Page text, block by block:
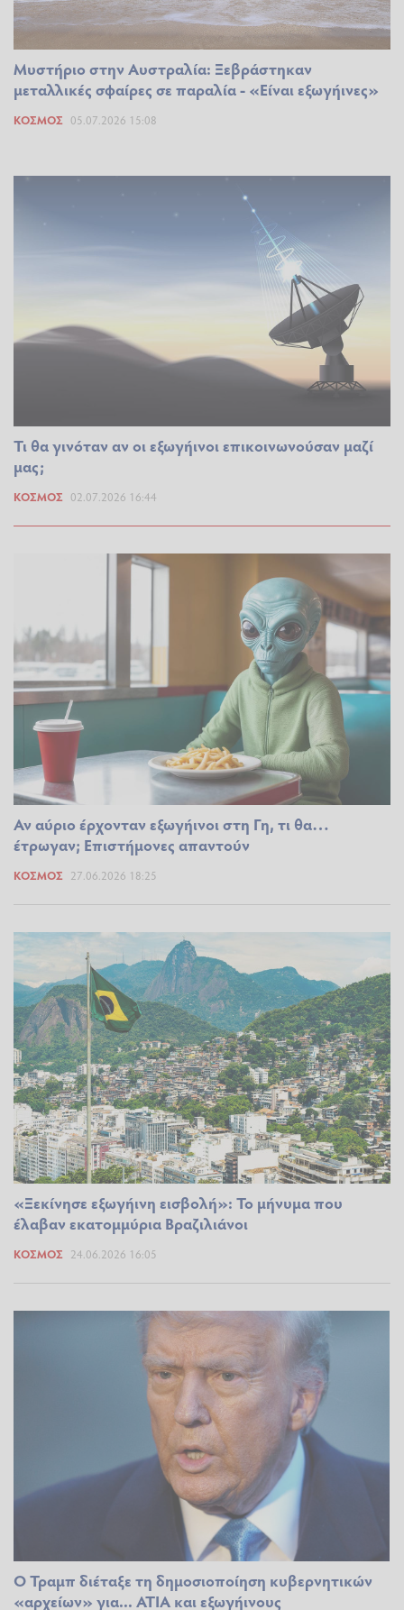
Μυστήριο στην Αυστραλία: Ξεβράστηκαν
μεταλλικές σφαίρες σε παραλία - «Είναι εξωγήινες»
ΚΌΣΜΟΣ 05.07.2026 15:08
Τι θα γινόταν αν οι εξωγήινοι επικοινωνούσαν μαζί
μας;
ΚΌΣΜΟΣ 02.07.2026 16:44
Αν αύριο έρχονταν εξωγήινοι στη Γη, τι θα…
έτρωγαν; Επιστήμονες απαντούν
ΚΌΣΜΟΣ 27.06.2026 18:25
«Ξεκίνησε εξωγήινη εισβολή»: Το μήνυμα που
έλαβαν εκατομμύρια Βραζιλιάνοι
ΚΌΣΜΟΣ 24.06.2026 16:05
Ο Τραμπ διέταξε τη δημοσιοποίηση κυβερνητικών
«αρχείων» για... ΑΤΙΑ και εξωγήινους